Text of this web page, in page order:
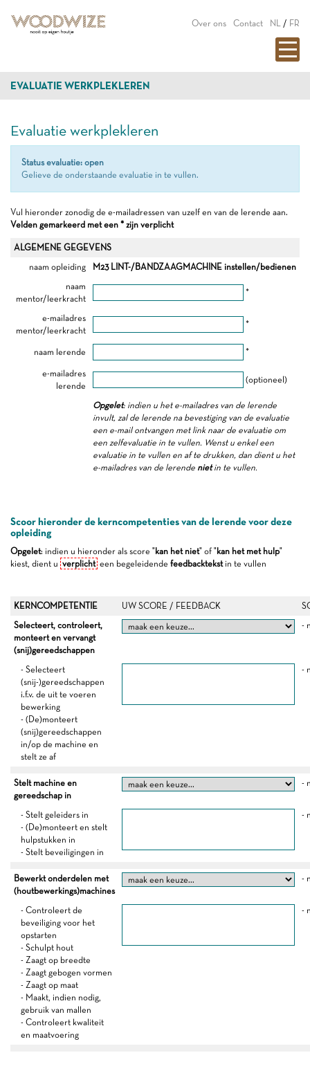
Over ons Contact NL / FR
EVALUATIE WERKPLEKLEREN
Evaluatie werkplekleren
Status evaluatie: open
Gelieve de onderstaande evaluatie in te vullen.
Vul hieronder zonodig de e-mailadressen van uzelf en van de lerende aan.
Velden gemarkeerd met een * zijn verplicht
ALGEMENE GEGEVENS
naam opleiding
M23 LINT-/BANDZAAGMACHINE instellen/bedienen
naam
mentor/leerkracht
*
e-mailadres
mentor/leerkracht
*
naam lerende *
e-mailadres
lerende
(optioneel)
Opgelet: indien u het e-mailadres van de lerende
invult, zal de lerende na bevestiging van de evaluatie
een e-mail ontvangen met link naar de evaluatie om
een zelfevaluatie in te vullen. Wenst u enkel een
evaluatie in te vullen en af te drukken, dan dient u het
e-mailadres van de lerende nietin te vullen.
Scoor hieronder de kerncompetenties van de lerende voor deze
opleiding
Opgelet: indien u hieronder als score "kan het niet" of "kan het met hulp"
kiest, dient u verplicht een begeleidende feedbacktekstin te vullen
KERNCOMPETENTIE UW SCORE / FEEDBACK
Selecteert, controleert,
monteert en vervangt
(snij)gereedschappen
-
- Selecteert
(snij-)gereedschappen
i.f.v. de uit te voeren
bewerking
- (De)monteert
(snij)gereedschappen
in/op de machine en
stelt ze af
-
Stelt machine en
gereedschap in
-
- Stelt geleiders in
- (De)monteert en stelt
hulpstukken in
- Stelt beveiligingen in
-
Bewerkt onderdelen met
(houtbewerkings)machines
-
- Controleert de
beveiliging voor het
opstarten
- Schulpt hout
- Zaagt op breedte
- Zaagt gebogen vormen
- Zaagt op maat
- Maakt, indien nodig,
gebruik van mallen
- Controleert kwaliteit
en maatvoering
-